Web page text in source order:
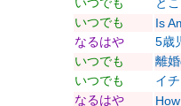
いつでも
Is
なるはや
5歳
いつでも
離婚
いつでも
イ
なるはや